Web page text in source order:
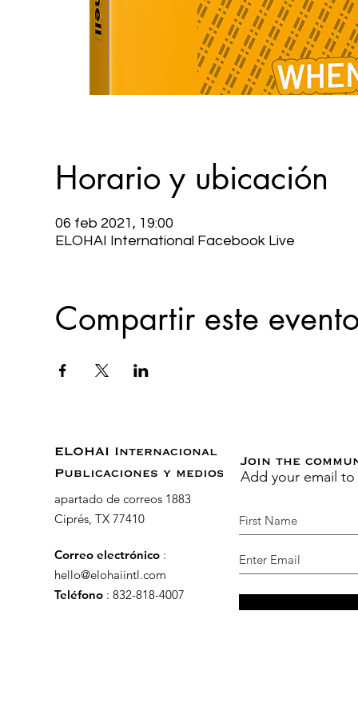
Horario y ubicación
06 feb 2021, 19:00
ELOHAI International Facebook Live
Compartir este
ELOHAI Internacional
Publicaciones y medios
apartado de correos 1883
Ciprés, TX 77410
Correo electrónico :
hello@elohaiintl.com
Teléfono : 832-818-4007
Join the
Add your email